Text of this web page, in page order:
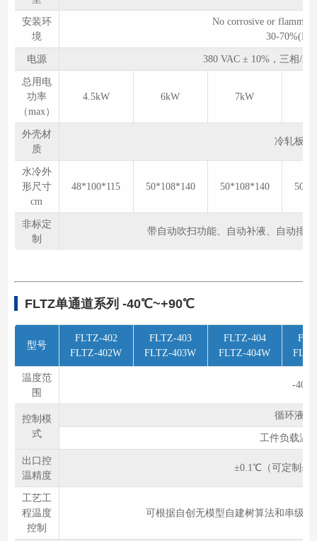
安装环
境
No corrosive or
30-70%(No
电源 380 VAC ± 10%，三相/
总用电
功率
（max）
4.5kW 6kW 7kW
外壳材
质
冷轧板喷
水冷外
形尺寸
cm
48*100*115 50*108*140 50*108*140
非标定
制
带自动吹扫功能、自动补液、自动排
FLTZ单通道系列 -40℃~+90℃
型号
FLTZ-402
FLTZ-402W
FLTZ-403
FLTZ-403W
FLTZ-404
FLTZ-404W
温度范
围
-
控制模
式
循环液出
工件负载温
出口控
温精度
±0.1℃（可定制
工艺工
程温度
控制
可根据自创无模型自建树算法和串级